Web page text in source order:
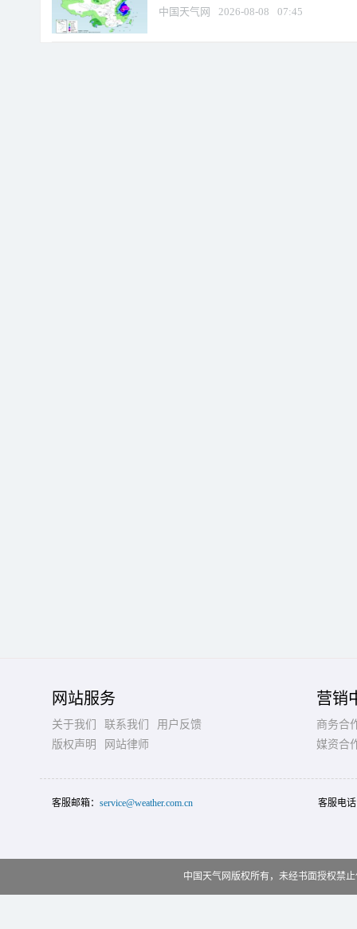
中国天气网 2026-08-08 07:45
网站服务
关于我们 联系我们
用户反馈
版权声明
网站律师
营销
商务合
媒资合
客服邮箱： service@weather.com.cn 客服电
中国天气网版权所有，未经书面授权